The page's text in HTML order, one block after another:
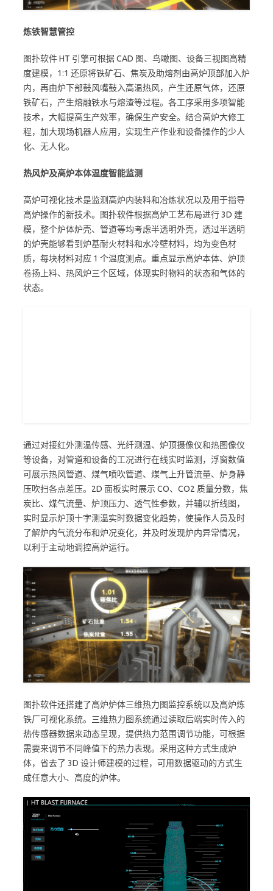
炼铁智慧管控
图扑软件 HT 引擎可根据 CAD 图、鸟瞰图、设备三视图高精
度建模，1:1 还原将铁矿石、焦炭及助熔剂由高炉顶部加入炉
内，再由炉下部鼓风嘴鼓入高温热风，产生还原气体，还原
铁矿石，产生熔融铁水与熔渣等过程。各工序采用多项智能
技术，大幅提高生产效率，确保生产安全。结合高炉大修工
程，加大现场机器人应用，实现生产作业和设备操作的少人
化、无人化。
热风炉及高炉本体温度智能监测
高炉可视化技术是监测高炉内装料和冶炼状况以及用于指导
高炉操作的新技术。图扑软件根据高炉工艺布局进行 3D 建
模，整个炉体炉壳、管道等均考虑半透明外壳，透过半透明
的炉壳能够看到炉基耐火材料和水冷壁材料，均为变色材
质，每块材料对应 1 个温度测点。重点显示高炉本体、炉顶
卷扬上料、热风炉三个区域，体现实时物料的状态和气体的
状态。
通过对接红外测温传感、光纤测温、炉顶摄像仪和热图像仪
等设备，对管道和设备的工况进行在线实时监测，浮窗数值
可展示热风管道、煤气喷吹管道、煤气上升管流量、炉身静
压吹扫各点差压。2D 面板实时展示 CO、CO2 质量分数，焦
炭比、煤气流量、炉顶压力、透气性参数，并辅以折线图，
实时显示炉顶十字测温实时数据变化趋势，使操作人员及时
了解炉内气流分布和炉况变化，并及时发现炉内异常情况，
以利于主动地调控高炉运行。
图扑软件还搭建了高炉炉体三维热力图监控系统以及高炉炼
铁厂可视化系统。三维热力图系统通过读取后端实时传入的
热传感器数据来动态呈现，提供热力范围调节功能，可根据
需要来调节不同峰值下的热力表现。采用这种方式生成炉
体，省去了 3D 设计师建模的过程，可用数据驱动的方式生
成任意大小、高度的炉体。